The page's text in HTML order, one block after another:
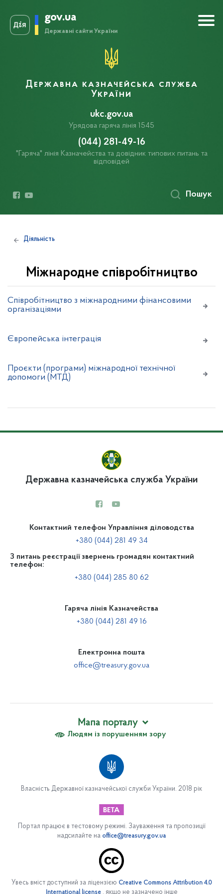
gov.ua
Державні сайти України
ukc.gov.ua
Урядова гаряча лінія 1545
Державна казначейська служба
України
(044) 281-49-16
"Гаряча" лінія Казначейства та довідник типових питань та
відповідей
Пошук
Діяльність
Міжнародне співробітництво
Співробітництво з міжнародними фінансовими
організаціями
Європейська інтеграція
Проєкти (програми) міжнародної технічної
допомоги (МТД)
Державна казначейська служба України
Контактний телефон Управління діловодства
+380 (044) 281 49 34
З питань реєстрації звернень громадян контактний
телефон:
+380 (044) 285 80 62
Гаряча лінія Казначейства
+380 (044) 281 49 16
Електронна пошта
office@treasury.gov.ua
Власність Державної казначейської служби України. 2018 рік
Людям із порушенням зору
Мапа порталу
Про Казначейство
Організаційна структура апарату Казначейства
Відділ обслуговування державного боргу
Управління платіжних систем
Департамент цифрової трансформації та інформаційно-
Портал працює в тестовому режимі. Зауваження та пропозиції
надсилайте на office@treasury.gov.ua
Увесь вміст доступний за ліцензією Creative Commons Attribution 4.0
International license, якщо не зазначено інше